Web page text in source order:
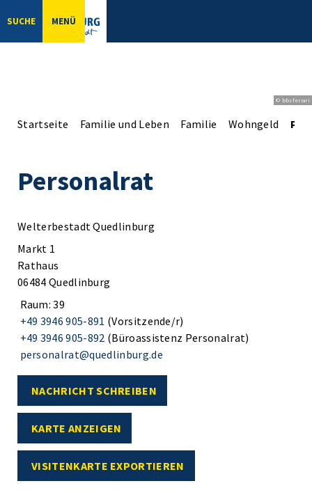
SUCHE MENÜ
© bbsferrari
Startseite Familie und Leben Familie Wohngeld
Personalrat
Welterbestadt Quedlinburg
Markt 1
Rathaus
06484 Quedlinburg
Raum: 39
+49 3946 905-891 (Vorsitzende/r)
+49 3946 905-892 (Büroassistenz Personalrat)
personalrat@quedlinburg.de
NACHRICHT SCHREIBEN
KARTE ANZEIGEN
VISITENKARTE EXPORTIEREN